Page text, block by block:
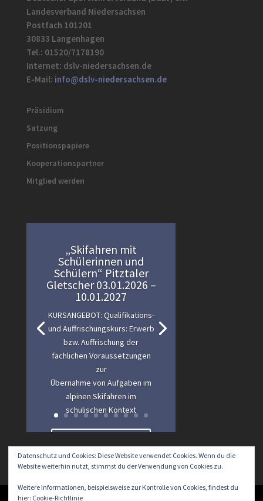
Landesverband Niedersachsen
Postfach 101201
30833 Langenhagen
Tel.: 01520/7178190
Internet: dslv-niedersachsen.de
E-Mail: info@dslv-niedersachsen.de
Präsidium
Satzung
Positionspapiere
Kooperationspartner
Mitglied werden
„Skifahren mit
Schülerinnen und
Schülern“ Pitztaler
Gletscher 03.01.2026 –
10.01.2027
KURSANGEBOT: Qualifikations-
und Auffrischungskurs: Erwerb
bzw. Auffrischung der
fachlichen Voraussetzungen
zur
Übernahme von Aufgaben im
alpinen Skifahren im
schulischen Kontext
Lesen Sie mehr
Datenschutz und Cookies: Diese Website verwendet Cookies. Wenn du die
Website weiterhin nutzt, stimmst du der Verwendung von Cookies zu.
Weitere Informationen, beispielsweise zur Kontrolle von Cookies, findest du
hier: Cookie-Richtlinie